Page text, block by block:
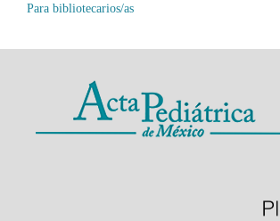
Para bibliotecarios/as